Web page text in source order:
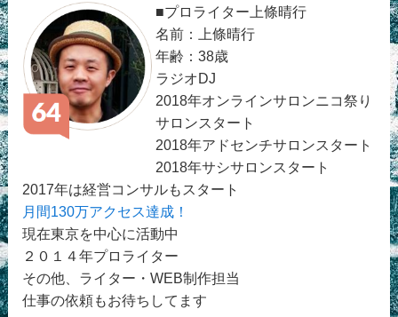
■プロライター上條晴行
名前：上條晴行
年齢：38歳
ラジオDJ
2018年オンラインサロンニコ祭り
サロンスタート
2018年アドセンチサロンスタート
2018年サシサロンスタート
2017年は経営コンサルもスタート
月間130万アクセス達成！
現在東京を中心に活動中
２０１４年プロライター
その他、ライター・WEB制作担当
仕事の依頼もお待ちしてます